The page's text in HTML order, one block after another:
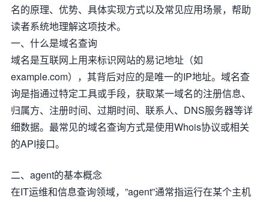
名的原理、优势、具体实现方式以及常见应用场景，帮助
读者系统地理解这项技术。
一、什么是域名查询
域名是互联网上用来标识网站的易记地址（如
example.com），其背后对应的是唯一的IP地址。域名查
询是指通过特定工具或手段，获取某一域名的注册信息、
归属方、注册时间、过期时间、联系人、DNS服务器等详
细数据。最常见的域名查询方式是使用Whois协议或相关
的API接口。
二、agent的基本概念
在IT运维和信息查询领域，”agent”通常指运行在某个主机